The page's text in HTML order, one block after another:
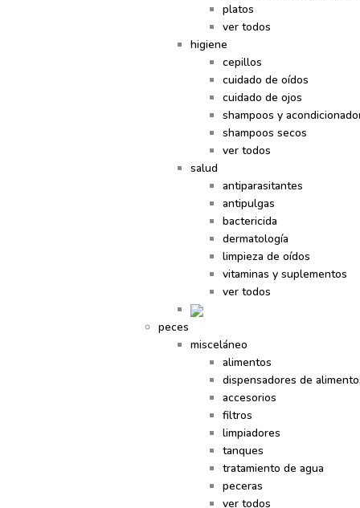
platos
ver todos
higiene
cepillos
cuidado de oídos
cuidado de ojos
shampoos y
shampoos secos
ver todos
salud
antiparasitantes
antipulgas
bactericida
dermatología
limpieza de oídos
vitaminas y suplementos
ver todos
peces
misceláneo
alimentos
dispensadores de
accesorios
filtros
limpiadores
tanques
tratamiento de agua
peceras
ver todos